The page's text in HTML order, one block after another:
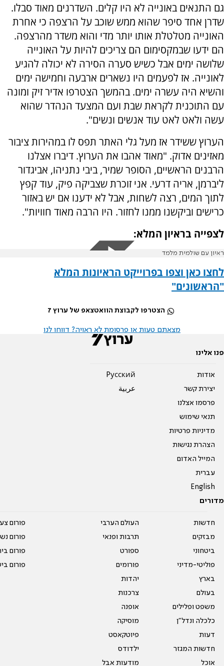
גם התנאים באונייה לא היו קלים. השדרנים מאוד סבלו.
שדרן אחד סיפר שהוא ממש שוכב על הרצפה כי אחרת
האונייה מטלטלת אותו יותר מדי והוא משדר מהרצפה.
הם ידעו שבמקסימום הם צריכים להיות על האונייה
שלושה ימים אבל כשיש סערה הסירה לא יכולה להגיע
לאונייה. אז לפעמים היו נשארים ארבעה וחמישה ימים
והשיא היה עשרה ימים. בהמשך הצטרפו אדיר זיק ומונה
עם התוכנית לקראת שבת ועם המצעד הנהדר שהוא
עשה ולאט לאט עוד אנשים ונשים".
הערוץ ששידר אז מעל גלי האתר תפס לו במהירות ציבור
מאזינים אדוק. "מאוד אהבו את הערוץ. דיברו אצלנו
הרבנים הראשיים, הסופר שמיר, ביבי נתניהו, אביגדור
ליברמן, אריה דרעי. אני זוכרת שצביקה פיק, עוד קפץ
לתוך המים, רצה לשחות, אבל לא ידענו אם יש באזור
כרישים וביקשנו ממנו לחזור. היו הרבה מאוד חוויות".
לצפייה בראיון המלא:
ראיון עם שולמית מלמד
לחצו כאן וצפו בפרוייקט הראיונות המלא
"הראשונים"
הצטרפו לקבוצת הוואטצאפ של ערוץ 7
מצאתם טעות או פרסומת לא ראויה? דווחו לנו
פנו אלינו
אודות
יצירת קשר
פרסמו אצלנו
תנאי שימוש
מדיניות פרטיות
הצהרת נגישות
המייל האדום
עברית
English
Pусский
عربية
מדורים
חדשות
מבזקים
ביטחוני
פוליטי-מדיני
בארץ
בעולם
משפט ופלילים
כלכלה ונדל"ן
דעות
חדשות המגזר
אוכל
העולם הערבי
תרבות ופנאי
ספורט
פורומים
יהדות
צרכנות
אופנה
מוסיקה
פיוטקאסט
ילדודס
מודעות אבל
פורום
פורום
פורום
פורום